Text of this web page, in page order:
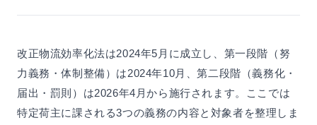
改正物流効率化法は2024年5月に成立し、第一段階（努
力義務・体制整備）は2024年10月、第二段階（義務化・
届出・罰則）は2026年4月から施行されます。ここでは
特定荷主に課される3つの義務の内容と対象者を整理しま